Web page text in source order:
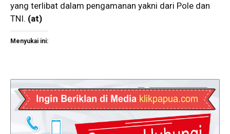
yang terlibat dalam pengamanan yakni dari Pole dan
TNI. (at)
Menyukai ini: